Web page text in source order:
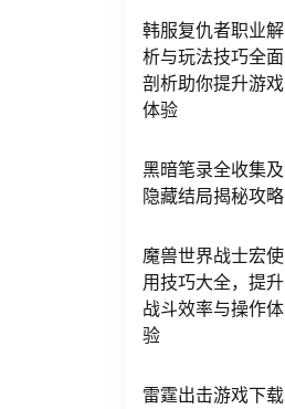
韩服复仇者职业解
析与玩法技巧全面
剖析助你提升游戏
体验
黑暗笔录全收集及
隐藏结局揭秘攻略
魔兽世界战士宏使
用技巧大全，提升
战斗效率与操作体
验
雷霆出击游戏下载